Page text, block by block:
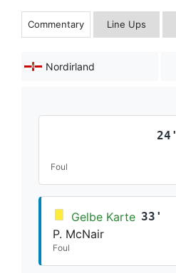
Commentary Line Ups
Nordirland
24'
Foul
Gelbe Karte 33'
P. McNair
Foul